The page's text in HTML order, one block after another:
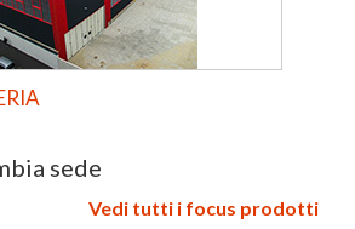
sede
Vedi tutti i focus prodotti